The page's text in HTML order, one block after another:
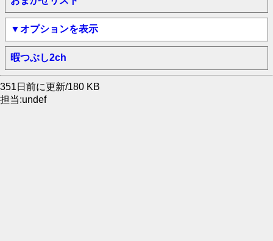
▼オプションを表示
暇つぶし2ch
351日前に更新/180 KB
担当:undef